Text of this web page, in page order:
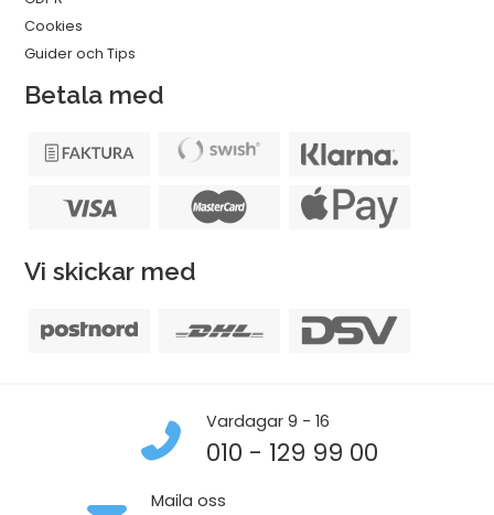
Cookies
Guider och Tips
Betala med
Vi skickar med
Vardagar 9 - 16
010 - 129 99 00
Maila oss